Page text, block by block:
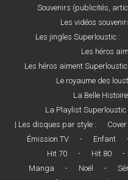
Souvenirs (publicités,
Les vidéos
Les jingles Superloustic :
Les héros
Les héros aiment
Le royaume des
La Belle
La Playlist Superloustic
| Les disques par style :
Cover
Émission TV
- Enfant
Hit 70
- Hit 80 -
Manga
- Noël -